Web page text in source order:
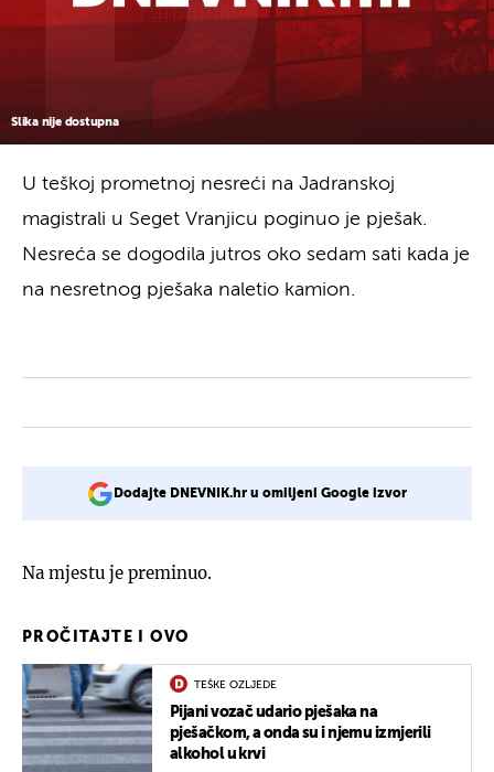
Slika nije dostupna
U teškoj prometnoj nesreći na Jadranskoj
magistrali u Seget Vranjicu poginuo je pješak.
Nesreća se dogodila jutros oko sedam sati kada je
na nesretnog pješaka naletio kamion.
Dodajte DNEVNIK.hr u omiljeni Google izvor
Na mjestu je preminuo.
PROČITAJTE I OVO
TEŠKE OZLJEDE
Pijani vozač udario pješaka na
pješačkom, a onda su i njemu izmjerili
alkohol u krvi